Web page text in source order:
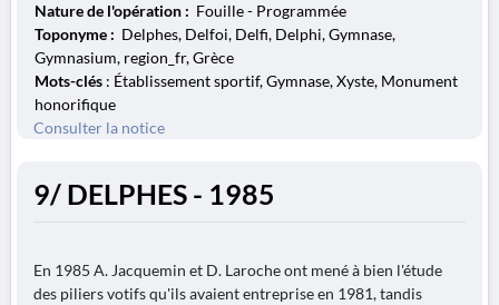
Nature de l'opération : Fouille - Programmée
Toponyme : Delphes, Delfoi, Delfi, Delphi, Gymnase,
Gymnasium, region_fr, Grèce
Mots-clés : Établissement sportif, Gymnase, Xyste, Monument
honorifique
Consulter la notice
9/ DELPHES - 1985
En 1985 A. Jacquemin et D. Laroche ont mené à bien l'étude
des piliers votifs qu'ils avaient entreprise en 1981, tandis